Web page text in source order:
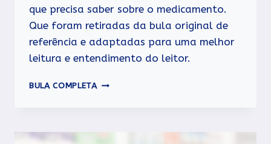
que precisa saber sobre o medicamento.
Que foram retiradas da bula original de
referência e adaptadas para uma melhor
leitura e entendimento do leitor.
BULA COMPLETA VALERATO